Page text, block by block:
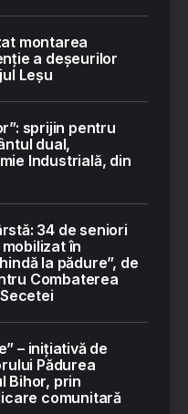
montarea
a deșeurilor
Leșu
sprijin pentru
dual,
Industrială, din
34 de seniori
în
la pădure”, de
Combaterea
– inițiativă de
Pădurea
Bihor, prin
comunitară